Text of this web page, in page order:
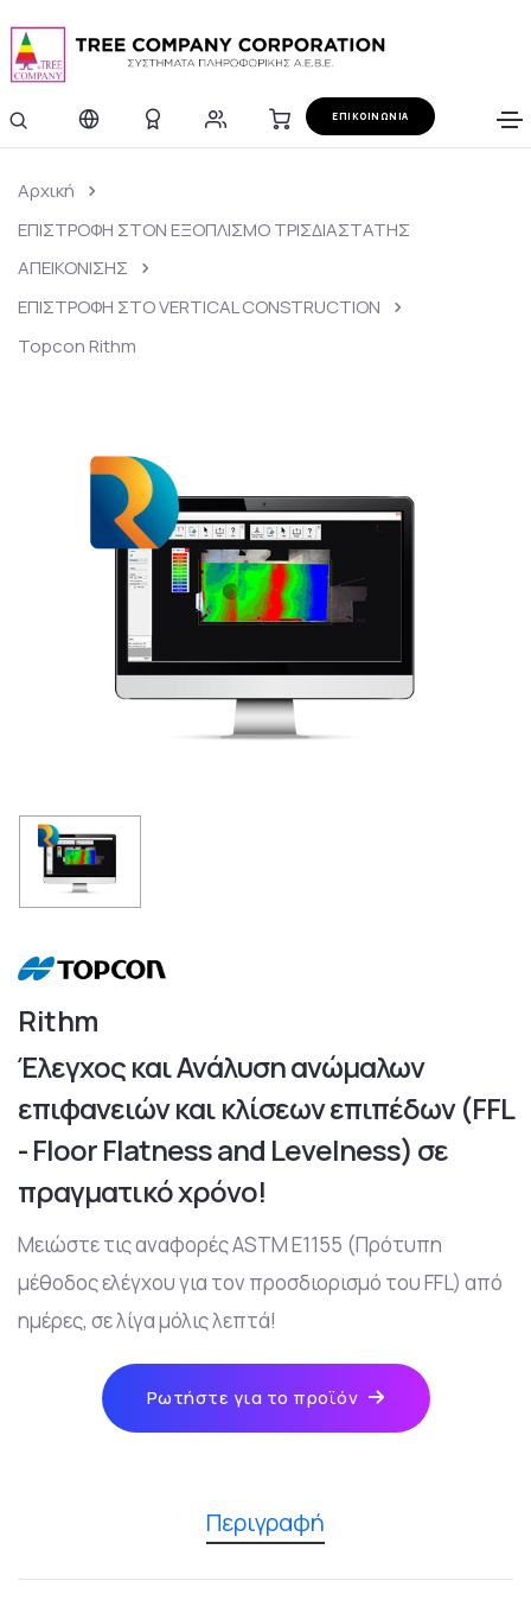
ΕΠΙΚΟΙΝΩΝΙΑ
Αρχική
ΕΠΙΣΤΡΟΦΗ ΣΤΟΝ ΕΞΟΠΛΙΣΜΟ ΤΡΙΣΔΙΑΣΤΑΤΗΣ
ΑΠΕΙΚΟΝΙΣΗΣ
ΕΠΙΣΤΡΟΦΗ ΣΤΟ VERTICAL CONSTRUCTION
Topcon Rithm
Rithm
Έλεγχος και Ανάλυση ανώμαλων
επιφανειών και κλίσεων επιπέδων (FFL
- Floor Flatness and Levelness) σε
πραγματικό χρόνο!
Μειώστε τις αναφορές ASTM E1155 (Πρότυπη
μέθοδος ελέγχου για τον προσδιορισμό του FFL) από
ημέρες, σε λίγα μόλις λεπτά!
Ρωτήστε για το προϊόν
Περιγραφή